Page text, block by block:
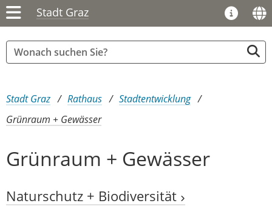
Stadt Graz
Sie sind hier:
Stadt Graz Rathaus
Stadtentwicklung
Grünraum + Gewässer
Grünraum + Gewässer
Naturschutz + Biodiversität